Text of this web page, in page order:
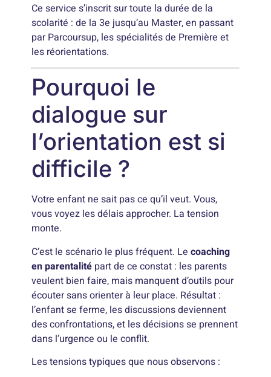
Ce service s’inscrit sur toute la durée de la
scolarité : de la 3e jusqu’au Master, en passant
par Parcoursup, les spécialités de Première et
les réorientations.
Pourquoi le
dialogue sur
l’orientation est si
difficile ?
Votre enfant ne sait pas ce qu’il veut. Vous,
vous voyez les délais approcher. La tension
monte.
C’est le scénario le plus fréquent. Lecoaching
en parentalité part de ce constat : les parents
veulent bien faire, mais manquent d’outils pour
écouter sans orienter à leur place. Résultat :
l’enfant se ferme, les discussions deviennent
des confrontations, et les décisions se prennent
dans l’urgence ou le conflit.
Les tensions typiques que nous observons :